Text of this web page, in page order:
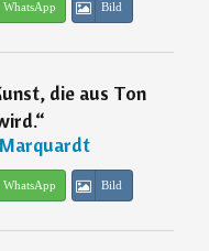
WhatsApp Bild
die aus Ton
“
WhatsApp Bild